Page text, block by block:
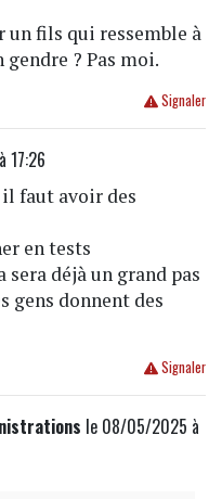
un fils qui ressemble à
? Pas moi.
Signaler
17:26
faut avoir des
en tests
déjà un grand pas
gens donnent des
Signaler
le 08/05/2025 à